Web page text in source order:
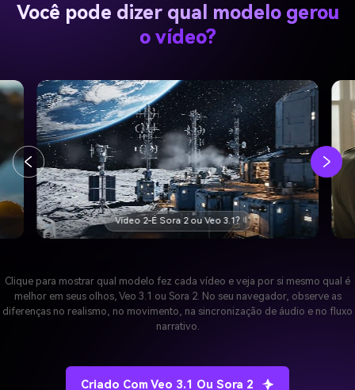
Você pode dizer qual modelo gerou
o vídeo?
Vídeo 3-É Sora 2 ou Veo 3.1?
Clique para mostrar qual modelo fez cada vídeo e veja por si mesmo qual é
melhor em seus olhos, Veo 3.1 ou Sora 2. No seu navegador, observe as
diferenças no realismo, no movimento, na sincronização de áudio e no fluxo
narrativo.
Criado Com Veo 3.1 Ou Sora 2